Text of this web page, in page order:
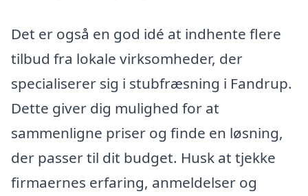
Det er også en god idé at indhente flere
tilbud fra lokale virksomheder, der
specialiserer sig i stubfræsning i Fandrup.
Dette giver dig mulighed for at
sammenligne priser og finde en løsning,
der passer til dit budget. Husk at tjekke
firmaernes erfaring, anmeldelser og